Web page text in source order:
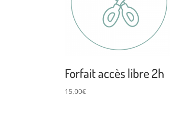
Forfait accès libre 2h
15,00€